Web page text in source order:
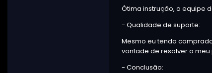
Ótima instrução, a equipe
- Qualidade de suporte:
Mesmo eu tendo
vontade de resolver o
- Conclusão: